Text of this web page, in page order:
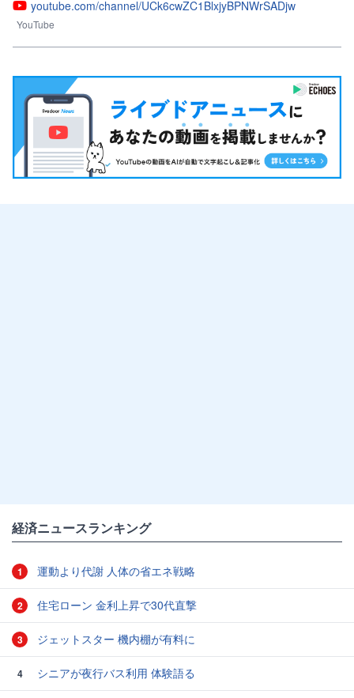
youtube.com/channel/UCk6cwZC1BlxjyBPNWrSADjw
YouTube
経済ニュースランキング
1 運動より代謝 人体の省エネ戦略
2 住宅ローン 金利上昇で30代直撃
3 ジェットスター 機内棚が有料に
4 シニアが夜行バス利用 体験語る